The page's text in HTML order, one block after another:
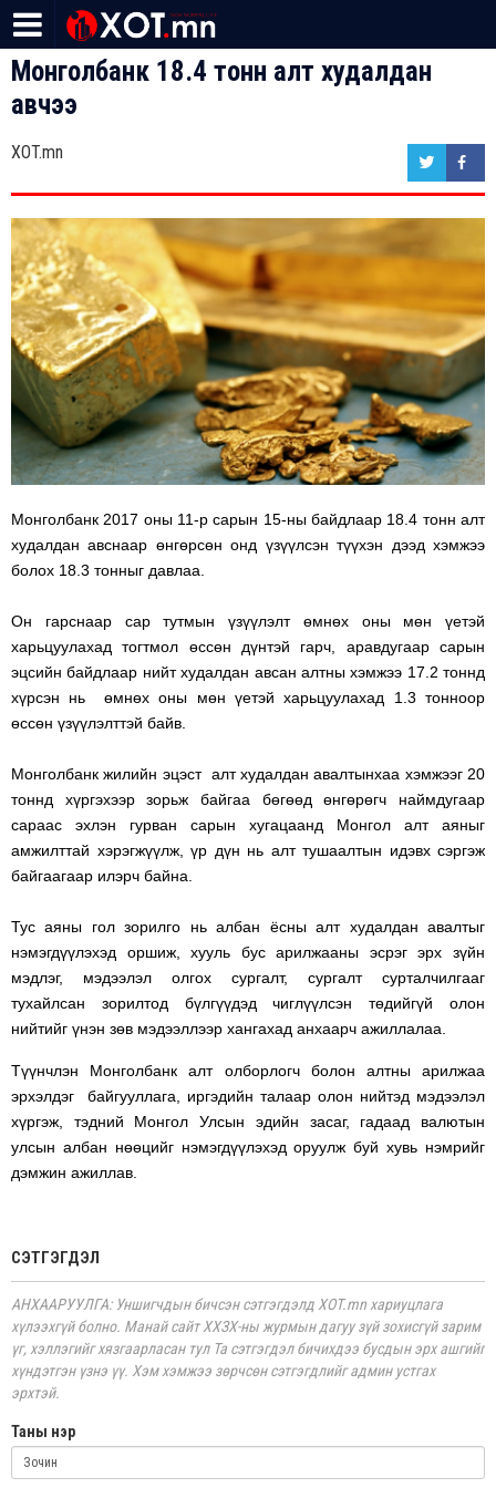
Монголбанк 18.4 тонн алт худалдан
авчээ
XOT.mn
Монголбанк 2017 оны 11-р сарын 15-ны байдлаар 18.4 тонн алт
худалдан авснаар өнгөрсөн онд үзүүлсэн түүхэн дээд хэмжээ
болох 18.3 тонныг давлаа.
Он гарснаар сар тутмын үзүүлэлт өмнөх оны мөн үетэй
харьцуулахад тогтмол өссөн дүнтэй гарч, аравдугаар сарын
эцсийн байдлаар нийт худалдан авсан алтны хэмжээ 17.2 тоннд
хүрсэн нь өмнөх оны мөн үетэй харьцуулахад 1.3 тонноор
өссөн үзүүлэлттэй байв.
Монголбанк жилийн эцэст алт худалдан авалтынхаа хэмжээг 20
тоннд хүргэхээр зорьж байгаа бөгөөд өнгөрөгч наймдугаар
сараас эхлэн гурван сарын хугацаанд Монгол алт аяныг
амжилттай хэрэгжүүлж, үр дүн нь алт тушаалтын идэвх сэргэж
байгаагаар илэрч байна.
Тус аяны гол зорилго нь албан ёсны алт худалдан авалтыг
нэмэгдүүлэхэд оршиж, хууль бус арилжааны эсрэг эрх зүйн
мэдлэг, мэдээлэл олгох сургалт, сургалт сурталчилгааг
тухайлсан зорилтод бүлгүүдэд чиглүүлсэн төдийгүй олон
нийтийг үнэн зөв мэдээллээр хангахад анхаарч ажиллалаа.
Түүнчлэн Монголбанк алт олборлогч болон алтны арилжаа
эрхэлдэг байгууллага, иргэдийн талаар олон нийтэд мэдээлэл
хүргэж, тэдний Монгол Улсын эдийн засаг, гадаад валютын
улсын албан нөөцийг нэмэгдүүлэхэд оруулж буй хувь нэмрийг
дэмжин ажиллав.
СЭТГЭГДЭЛ
АНХААРУУЛГА: Уншигчдын бичсэн сэтгэгдэлд XOT.mn хариуцлага
хүлээхгүй болно. Манай сайт ХХЗХ-ны журмын дагуу зүй зохисгүй зарим
үг, хэллэгийг хязгаарласан тул Та сэтгэгдэл бичихдээ бусдын эрх ашгийг
хүндэтгэн үзнэ үү. Хэм хэмжээ зөрчсөн сэтгэгдлийг админ устгах
эрхтэй.
Таны нэр